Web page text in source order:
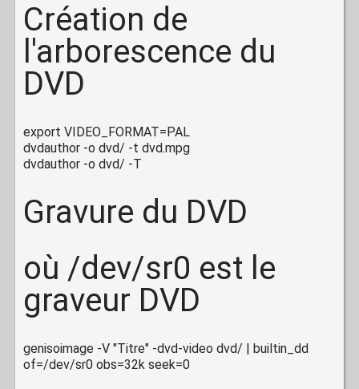
Création de
l'arborescence du
DVD
export VIDEO_FORMAT=PAL
dvdauthor -o dvd/ -t dvd.mpg
dvdauthor -o dvd/ -T
Gravure du DVD
où /dev/sr0 est le
graveur DVD
genisoimage -V "Titre" -dvd-video dvd/ | builtin_dd
of=/dev/sr0 obs=32k seek=0